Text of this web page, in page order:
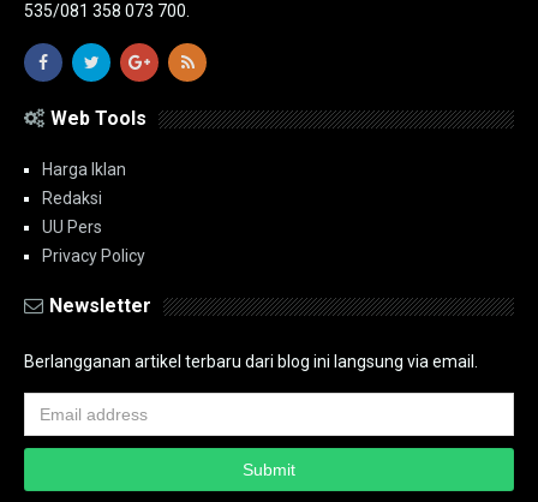
535/081 358 073 700.
Web Tools
Harga Iklan
Redaksi
UU Pers
Privacy Policy
Newsletter
Berlangganan artikel terbaru dari blog ini langsung via email.